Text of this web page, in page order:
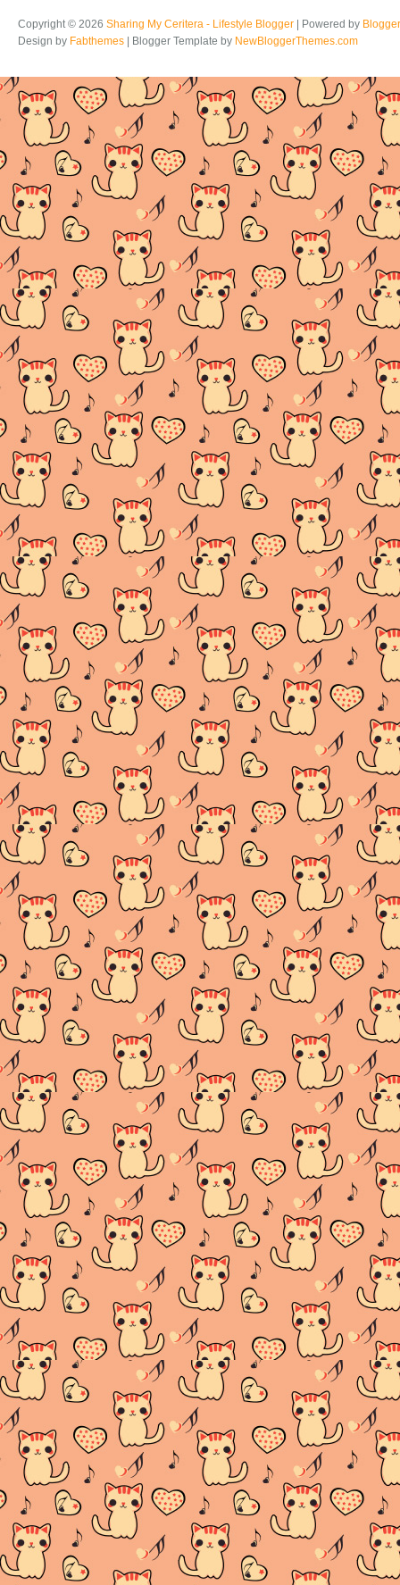
Copyright © 2026 Sharing My Ceritera - Lifestyle Blogger | Powered by Blogger
Design by Fabthemes | Blogger Template by NewBloggerThemes.com